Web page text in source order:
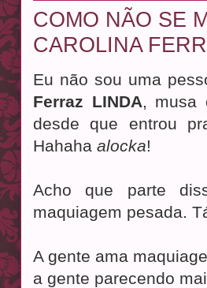
COMO NÃO SE
CAROLINA
Eu não sou uma
Ferraz LINDA ,
desde que entrou
Hahaha alocka!
Acho que parte
maquiagem pesada.
A gente ama
a gente parecendo